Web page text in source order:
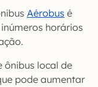
Aérobus é
horários
ônibus local de
pode aumentar